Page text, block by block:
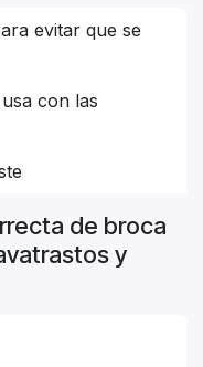
evitar que se
con las
de broca
y